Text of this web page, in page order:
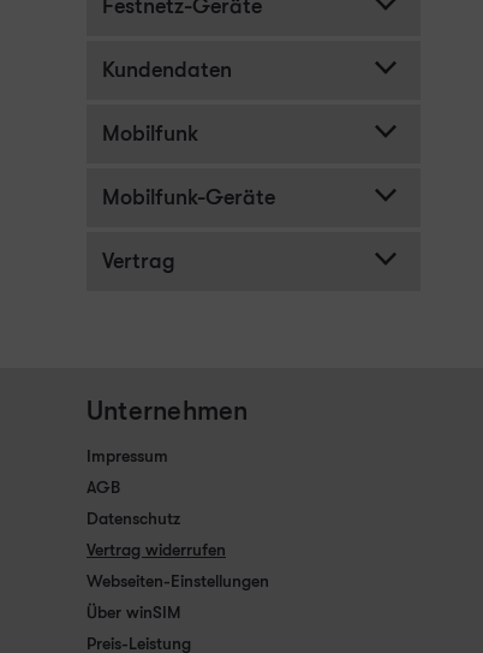
Festnetz-Geräte
Kundendaten
Mobilfunk
Mobilfunk-Geräte
Vertrag
Unternehmen
Impressum
AGB
Datenschutz
Vertrag widerrufen
Webseiten-Einstellungen
Über winSIM
Preis-Leistung